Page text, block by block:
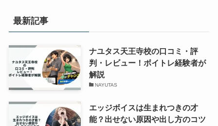
最新記事
ナユタス天王寺校の口コミ・評
判・レビュー！ボイトレ経験者が
解説
NAYUTAS
エッジボイスは生まれつきの才
能？出せない原因や出し方のコツ